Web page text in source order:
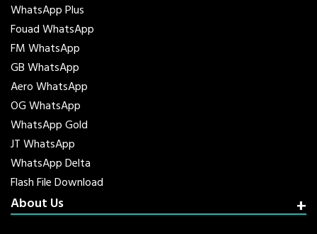
WhatsApp Plus
Fouad WhatsApp
FM WhatsApp
GB WhatsApp
Aero WhatsApp
OG WhatsApp
WhatsApp Gold
JT WhatsApp
WhatsApp Delta
Flash File Download
About Us